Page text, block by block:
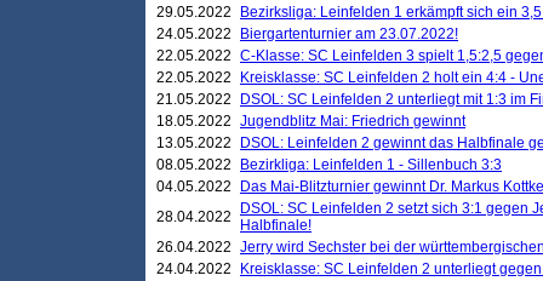
29.05.2022
Bezirksliga: Leinfelden 1 erkämpft sich ein
24.05.2022
Biergartenturnier am 23.07.2022!
22.05.2022 C-Klasse: SC Leinfelden 3 spielt 1,5:2,5
22.05.2022
Kreisklasse: SC Leinfelden 2 holt ein 4:4 -
21.05.2022
DSOL: SC Leinfelden 2 unterliegt mit 1:3 im
18.05.2022 Jugendblitz Mai: Friedrich gewinnt
13.05.2022
DSOL: Leinfelden 2 gewinnt das Halbfinale
08.05.2022
Bezirkliga: Leinfelden 1 - Sillenbuch 3:3
04.05.2022
Das Mai-Blitzturnier gewinnt Dr. Markus
28.04.2022
DSOL: SC Leinfelden 2 setzt sich 3:1 gegen
Halbfinale!
26.04.2022 Jerry wird Sechster bei der
24.04.2022
Kreisklasse: SC Leinfelden 2 unterliegt